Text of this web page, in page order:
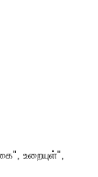
உறையுள்",